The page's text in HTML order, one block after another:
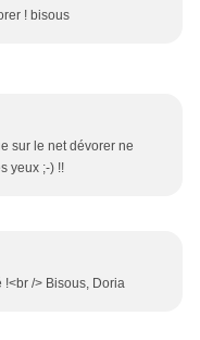
! bisous
sur le net dévorer ne
yeux ;-) !!
/> Bisous, Doria